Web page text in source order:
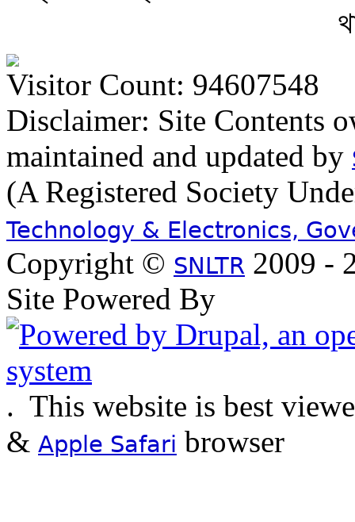
Visitor Count: 94607548
Disclaimer: Site Contents
maintained and updated by
(A Registered Society
Technology & Electronics,
Copyright © SNLTR 2009 -
Site Powered By
. This website is best
& Apple Safari browser